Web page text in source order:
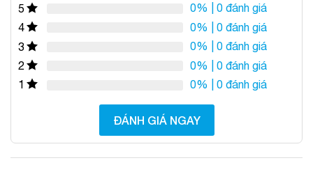
5 0% | 0 đánh giá
4
0% | 0 đánh giá
3
0% | 0 đánh giá
2
0% | 0 đánh giá
1
0% | 0 đánh giá
ĐÁNH GIÁ NGAY